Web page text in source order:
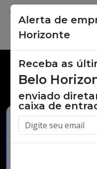
Vagas
Alerta de
Horizonte
Receba as
Belo
enviado
caixa de